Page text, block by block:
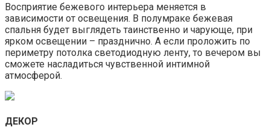
Восприятие бежевого интерьера меняется в
зависимости от освещения. В полумраке бежевая
спальня будет выглядеть таинственно и чарующе, при
ярком освещении – празднично. А если проложить по
периметру потолка светодиодную ленту, то вечером вы
сможете насладиться чувственной интимной
атмосферой.
ДЕКОР